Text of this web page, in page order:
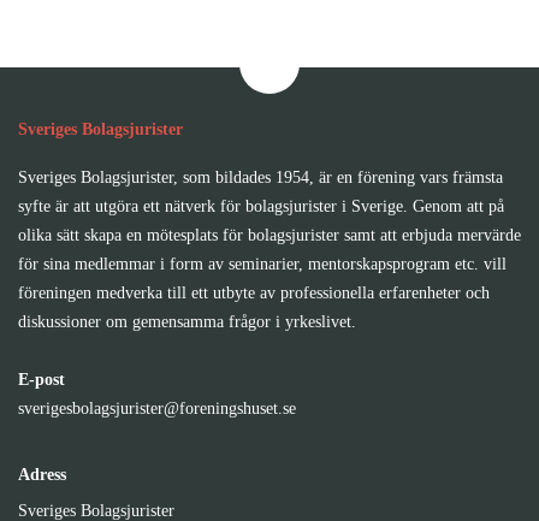
Sveriges Bolagsjurister
Sveriges Bolagsjurister, som bildades 1954, är en förening vars främsta
syfte är att utgöra ett nätverk för bolagsjurister i Sverige. Genom att på
olika sätt skapa en mötesplats för bolagsjurister samt att erbjuda mervärde
för sina medlemmar i form av seminarier, mentorskapsprogram etc. vill
föreningen medverka till ett utbyte av professionella erfarenheter och
diskussioner om gemensamma frågor i yrkeslivet.
E-post
sverigesbolagsjurister@foreningshuset.se
Adress
Sveriges Bolagsjurister